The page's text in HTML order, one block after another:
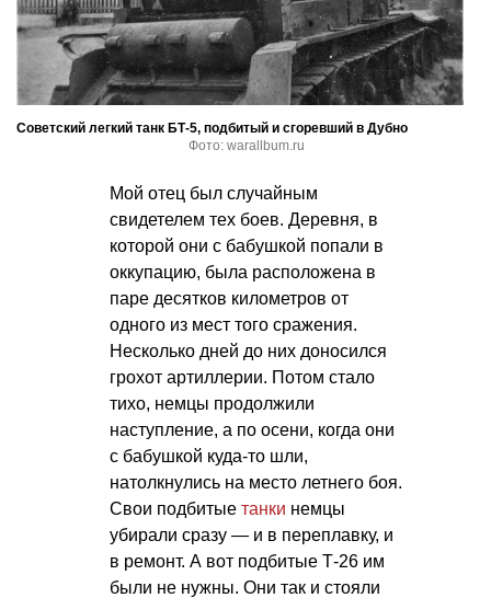
Советский легкий танк БТ-5, подбитый и сгоревший в Дубно
Фото: warallbum.ru
Мой отец был случайным
свидетелем тех боев. Деревня, в
которой они с бабушкой попали в
оккупацию, была расположена в
паре десятков километров от
одного из мест того сражения.
Несколько дней до них доносился
грохот артиллерии. Потом стало
тихо, немцы продолжили
наступление, а по осени, когда они
с бабушкой куда-то шли,
натолкнулись на место летнего боя.
Свои подбитые танки немцы
убирали сразу — и в переплавку, и
в ремонт. А вот подбитые Т-26 им
были не нужны. Они так и стояли